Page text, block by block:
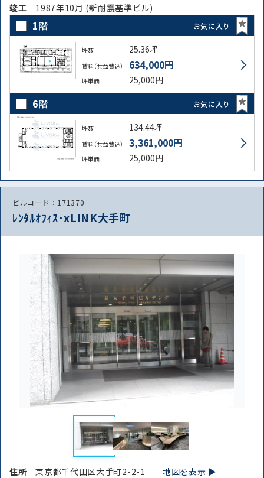
竣⼯ 1987年10月 (新耐震基準ビル)
1階 お気に入り
坪数 25.36坪
賃料（共益費込） 634,000円
坪単価 25,000円
6階 お気に入り
坪数 134.44坪
賃料（共益費込） 3,361,000円
坪単価 25,000円
ビルコード：171370
ﾚﾝﾀﾙｵﾌｨｽ･xLINK大手町
住所東京都千代田区大手町2-2-1地図を表示 ▶︎